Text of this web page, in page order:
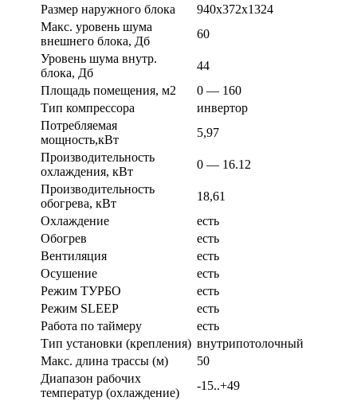
Размер наружного блока
940х372х1324
Макс. уровень шума
внешнего блока, Дб
60
Уровень шума внутр.
блока, Дб
44
Площадь помещения, м2
0 — 160
Тип компрессора
инвертор
Потребляемая
мощность,кВт
5,97
Производительность
охлаждения, кВт
0 — 16.12
Производительность
обогрева, кВт
18,61
Охлаждение
есть
Обогрев
есть
Вентиляция
есть
Осушение
есть
Режим ТУРБО
есть
Режим SLEEP
есть
Работа по таймеру
есть
Тип установки (крепления) внутрипотолочный
Макс. длина трассы (м)
50
Диапазон рабочих
температур (охлаждение)
-15..+49